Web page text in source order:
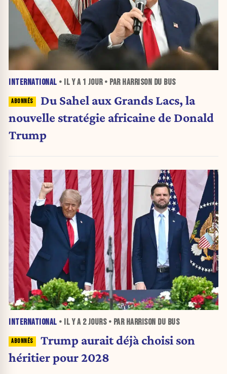
INTERNATIONAL • IL Y A 1 JOUR• PAR HARRISON DU BUS
Du Sahel aux Grands Lacs, la
nouvelle stratégie africaine de Donald
Trump
INTERNATIONAL • IL Y A 2 JOURS• PAR HARRISON DU BUS
Trump aurait déjà choisi son
héritier pour 2028